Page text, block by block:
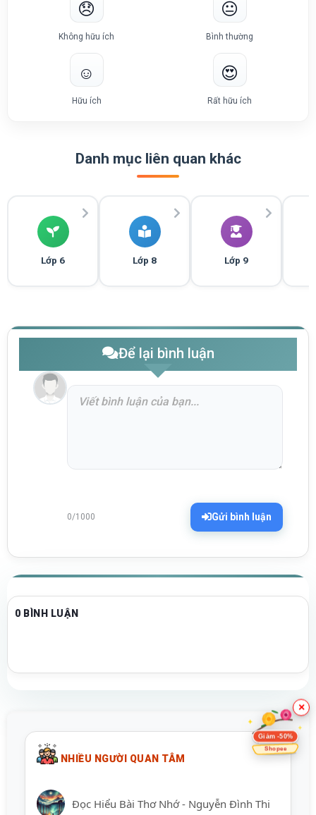
😞
Không hữu ích
😐
Bình thường
☺️
Hữu ích
😍
Rất hữu ích
Danh mục liên quan khác
Lớp 6 Lớp 8 Lớp 9
Để lại bình luận
0/1000 Gửi bình luận
0 BÌNH LUẬN
NHIỀU NGƯỜI QUAN TÂM
Đọc Hiểu Bài Thơ Nhớ - Nguyễn Đình Thi
×
Giảm -50%
Shopee